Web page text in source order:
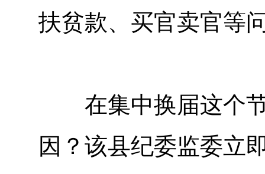
扶贫款、买官卖官等
在集中换届这个节
因？该县纪委监委立